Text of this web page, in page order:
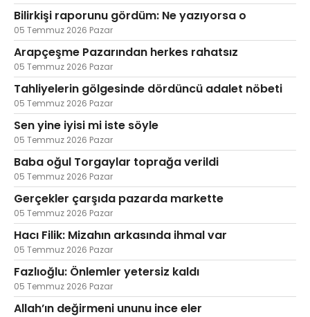
Bilirkişi raporunu gördüm: Ne yazıyorsa o
05 Temmuz 2026 Pazar
Arapçeşme Pazarından herkes rahatsız
05 Temmuz 2026 Pazar
Tahliyelerin gölgesinde dördüncü adalet nöbeti
05 Temmuz 2026 Pazar
Sen yine iyisi mi iste söyle
05 Temmuz 2026 Pazar
Baba oğul Torgaylar toprağa verildi
05 Temmuz 2026 Pazar
Gerçekler çarşıda pazarda markette
05 Temmuz 2026 Pazar
Hacı Filik: Mizahın arkasında ihmal var
05 Temmuz 2026 Pazar
Fazlıoğlu: Önlemler yetersiz kaldı
05 Temmuz 2026 Pazar
Allah’ın değirmeni ununu ince eler